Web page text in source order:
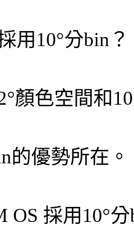
用10°分bin？
顏色空間和
的優勢所在。
OS 採用10°